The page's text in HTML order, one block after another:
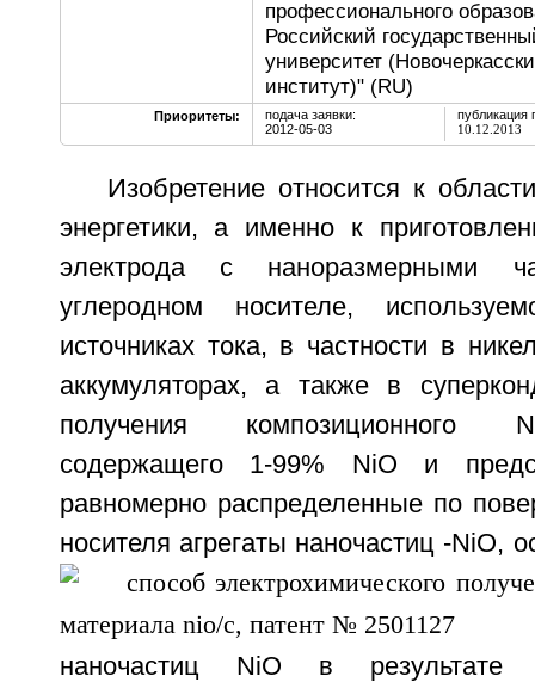
профессионального
Российский
университет
институт)" (RU)
Приоритеты:
подача заявки:
2012-05-03
публикация
10.12.2013
Изобретение относится к
энергетики, а именно к
электрода с наноразмерными
углеродном носителе,
источниках тока, в частности в
аккумуляторах, а также в
получения композиционного
содержащего 1-99% NiO и
равномерно распределенные по
носителя агрегаты наночастиц -NiO,
наночастиц NiO в результате